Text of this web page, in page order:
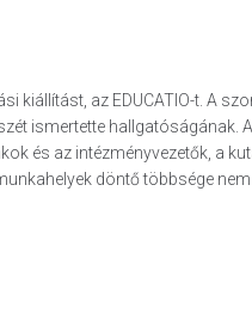
kiállítást, az EDUCATIO-t. A
ismertette hallgatóságának.
és az intézményvezetők, a
döntő többsége